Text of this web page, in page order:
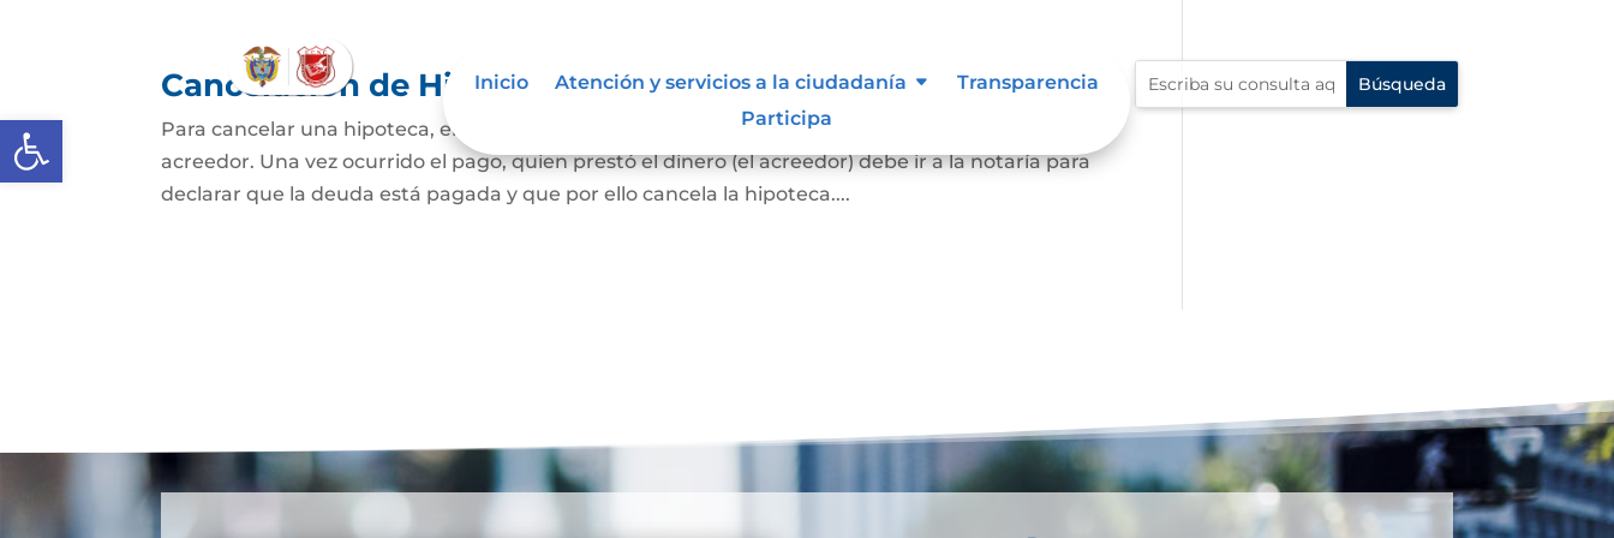
Abrir barra de herramientas
Inicio Atención y servicios a la ciudadanía
Transparencia
Participa
Cancelación de Hipoteca
Para cancelar una hipoteca, el dueño del bien hipotecado debe pagar la totalidad de la deuda al
acreedor. Una vez ocurrido el pago, quien prestó el dinero (el acreedor) debe ir a la notaría para
declarar que la deuda está pagada y que por ello cancela la hipoteca....